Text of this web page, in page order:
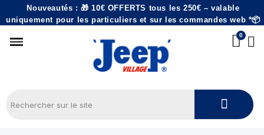
Nouveautés : 🎁 10€ OFFERTS tous les 250€ – valable
uniquement pour les particuliers et sur les commandes web *📦